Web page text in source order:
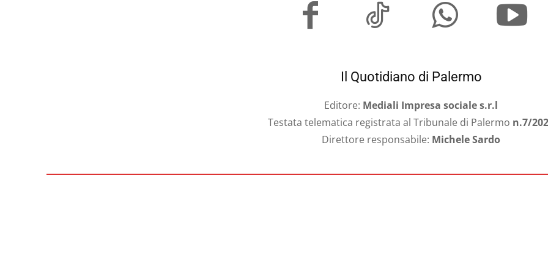
Il Quotidiano di Palermo
Editore: Mediali Impresa sociale s.r.l
Testata telematica registrata al Tribunale di Palermo n.7/
Direttore responsabile: Michele Sardo